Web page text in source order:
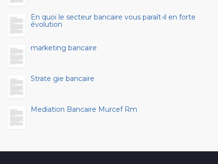
En quoi le secteur bancaire vous paraît-il en forte
évolution
marketing bancaire
Strate gie bancaire
Mediation Bancaire Murcef Rm